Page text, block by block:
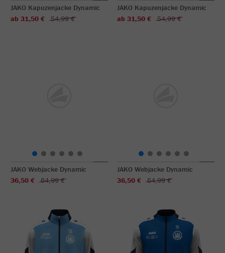
JAKO Kapuzenjacke Dynamic
ab 31,50 €
54,99 €
JAKO Kapuzenjacke Dynamic
ab 31,50 €
54,99 €
JAKO Webjacke Dynamic
36,50 €
64,99 €
JAKO Webjacke Dynamic
36,50 €
64,99 €